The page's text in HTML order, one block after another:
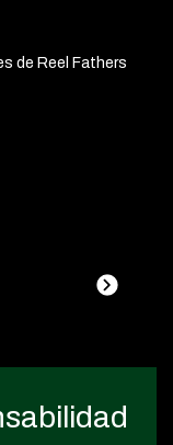
de Reel Fathers